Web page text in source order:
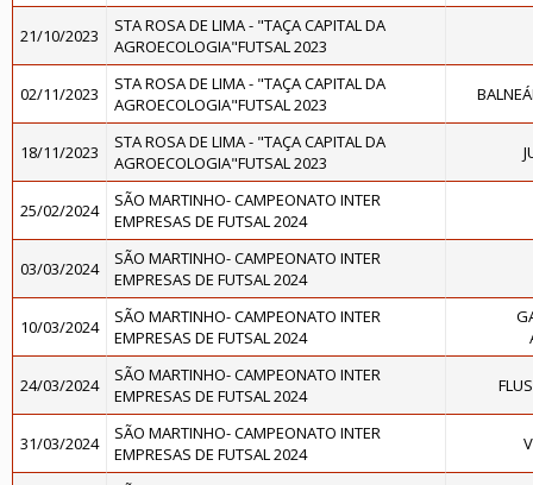
21/10/2023
STA ROSA DE LIMA - "TAÇA CAPITAL DA
AGROECOLOGIA"FUTSAL 2023
02/11/2023
STA ROSA DE LIMA - "TAÇA CAPITAL DA
AGROECOLOGIA"FUTSAL 2023
18/11/2023
STA ROSA DE LIMA - "TAÇA CAPITAL DA
AGROECOLOGIA"FUTSAL 2023
25/02/2024
SÃO MARTINHO- CAMPEONATO INTER
EMPRESAS DE FUTSAL 2024
03/03/2024
SÃO MARTINHO- CAMPEONATO INTER
EMPRESAS DE FUTSAL 2024
10/03/2024
SÃO MARTINHO- CAMPEONATO INTER
EMPRESAS DE FUTSAL 2024
24/03/2024
SÃO MARTINHO- CAMPEONATO INTER
EMPRESAS DE FUTSAL 2024
31/03/2024
SÃO MARTINHO- CAMPEONATO INTER
EMPRESAS DE FUTSAL 2024